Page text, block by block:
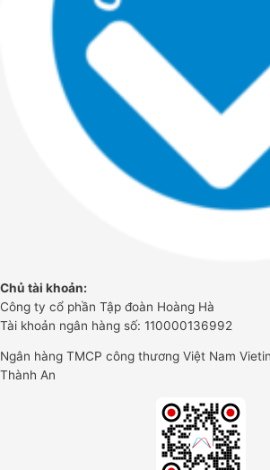
Chủ tài khoản:
Công ty cổ phần Tập đoàn Hoàng Hà
Tài khoản ngân hàng số: 110000136992
Ngân hàng TMCP công thương Việt Nam
Thành An